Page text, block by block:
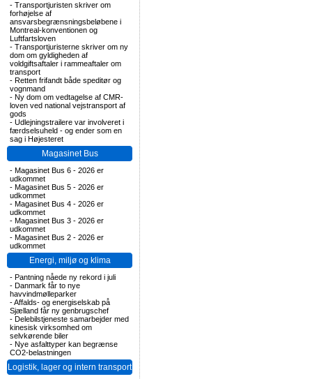
- Transportjuristen skriver om
forhøjelse af
ansvarsbegrænsningsbeløbene i
Montreal-konventionen og
Luftfartsloven
- Transportjuristerne skriver om ny
dom om gyldigheden af
voldgiftsaftaler i rammeaftaler om
transport
- Retten frifandt både speditør og
vognmand
- Ny dom om vedtagelse af CMR-
loven ved national vejstransport af
gods
- Udlejningstrailere var involveret i
færdselsuheld - og ender som en
sag i Højesteret
Magasinet Bus
- Magasinet Bus 6 - 2026 er
udkommet
- Magasinet Bus 5 - 2026 er
udkommet
- Magasinet Bus 4 - 2026 er
udkommet
- Magasinet Bus 3 - 2026 er
udkommet
- Magasinet Bus 2 - 2026 er
udkommet
Energi, miljø og klima
- Pantning nåede ny rekord i juli
- Danmark får to nye
havvindmølleparker
-Affalds- og energiselskab på
Sjælland får ny genbrugschef
- Delebilstjeneste samarbejder med
kinesisk virksomhed om
selvkørende biler
- Nye asfalttyper kan begrænse
CO2-belastningen
Logistik, lager og intern transport